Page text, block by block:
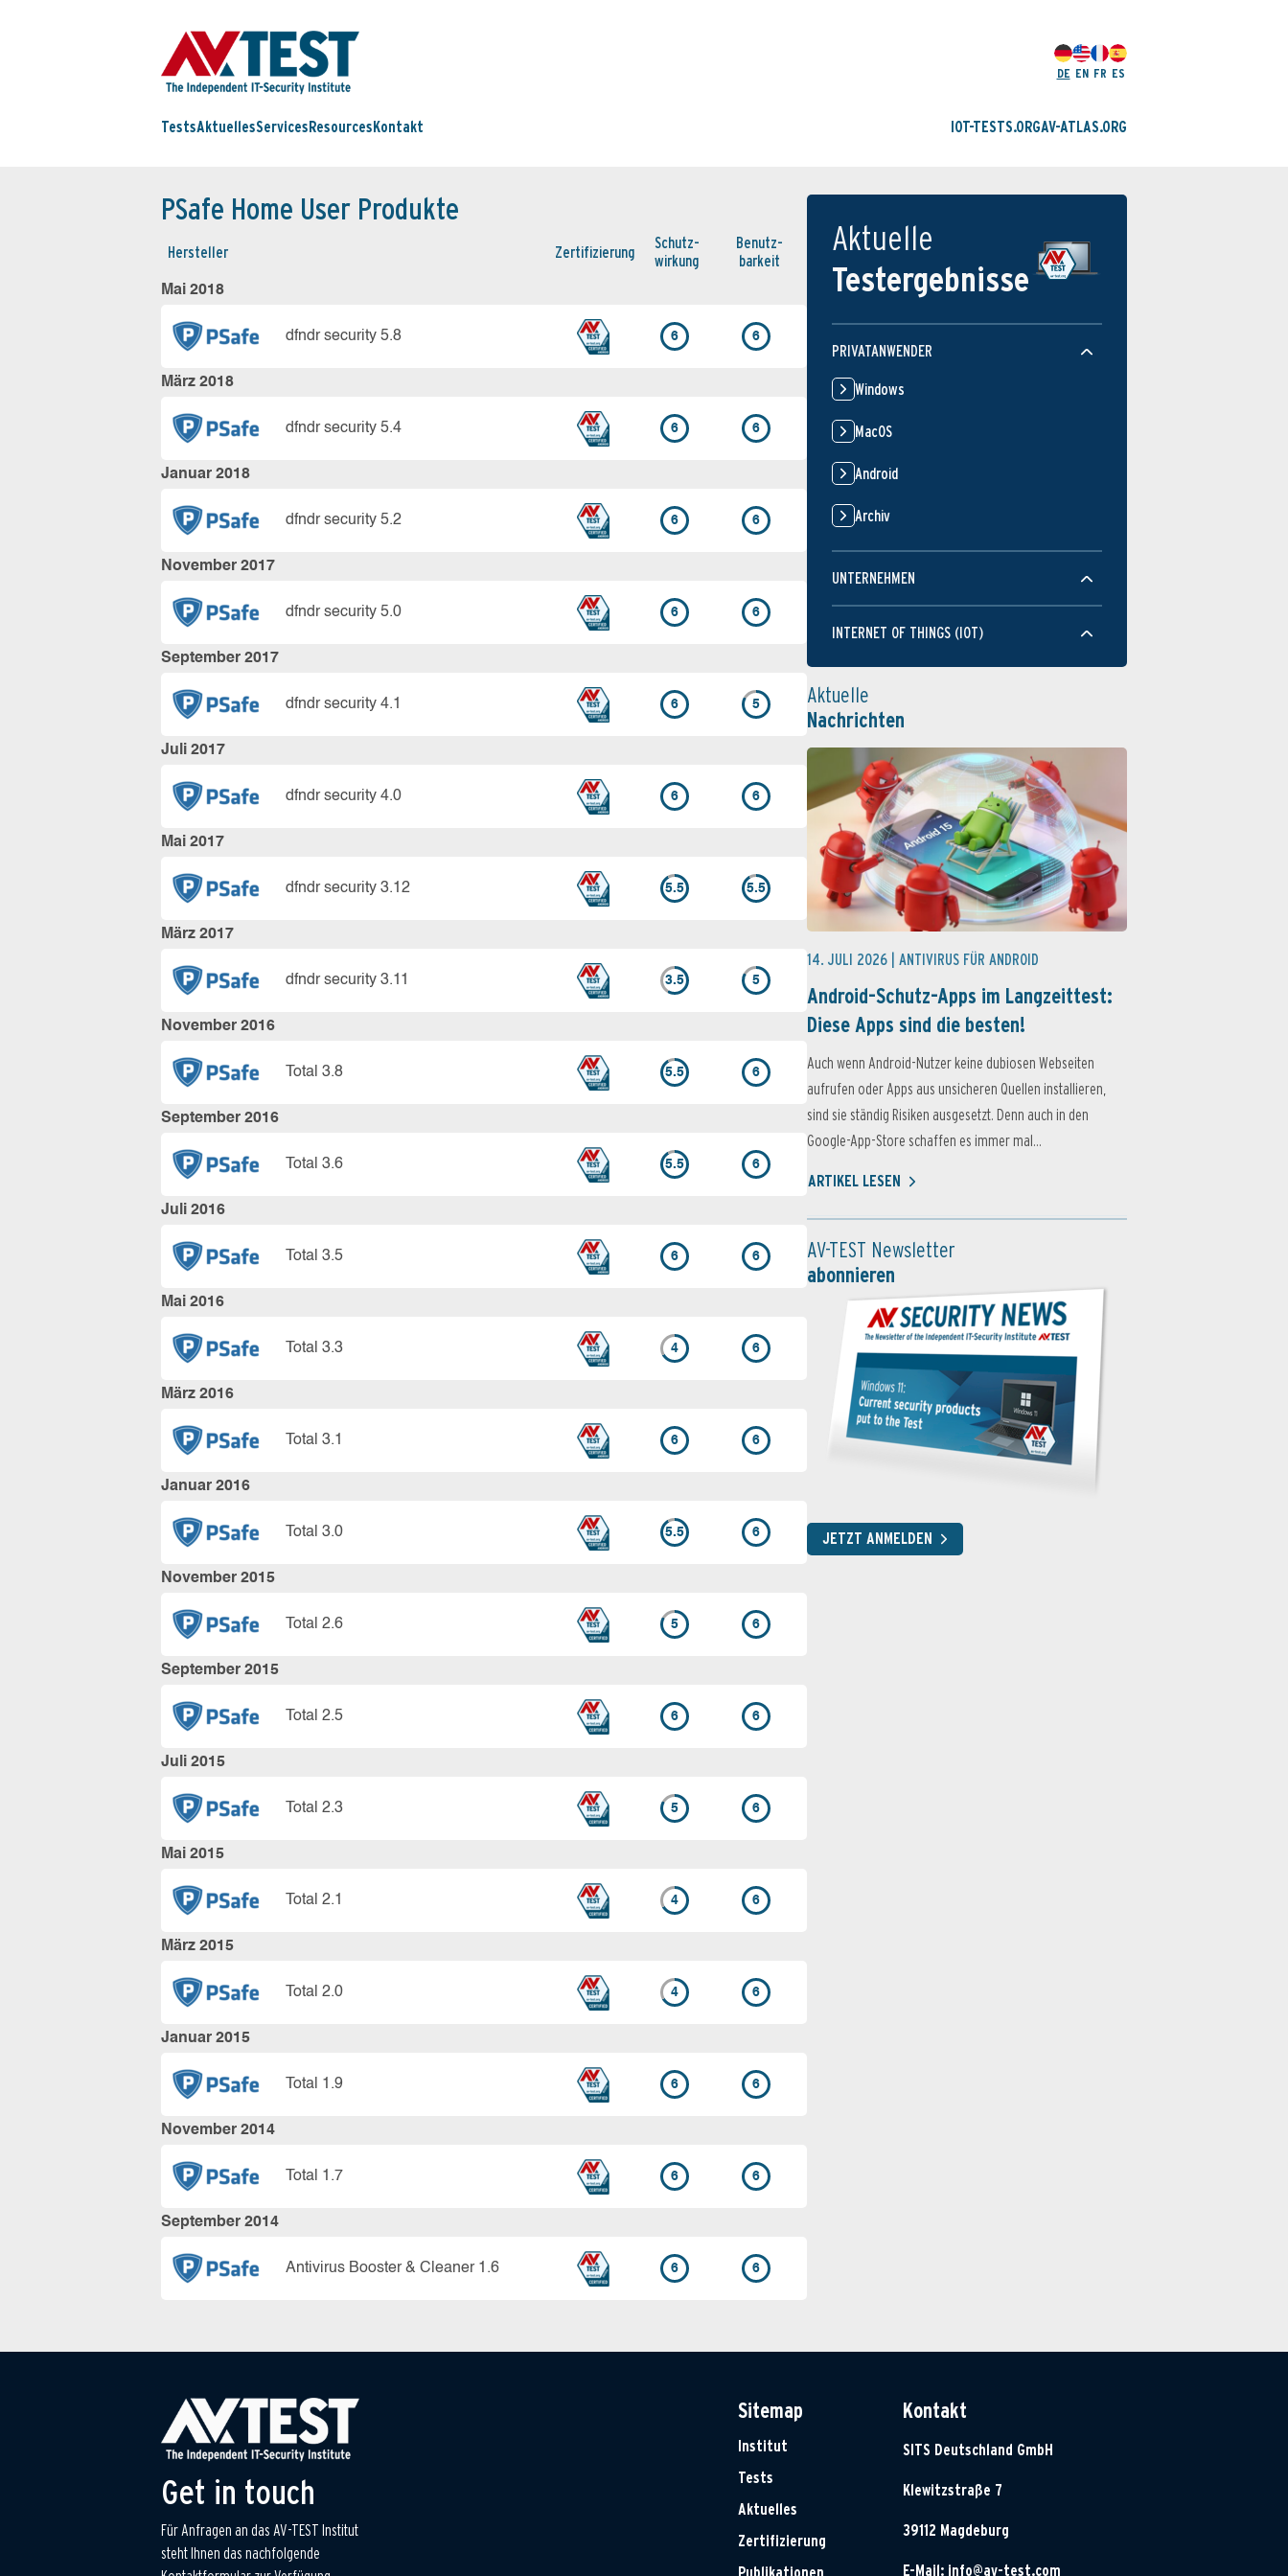
DE EN FR ES
TestsAktuellesServices Resources Kontakt IOT-TESTS.ORGAV-ATLAS.ORG
PSafe Home User Produkte
Hersteller Zertifi­zierung
Schutz­
wirkung
Benutz­
barkeit
Mai 2018
dfndr security 5.8 6 6
März 2018
dfndr security 5.4 6 6
Januar 2018
dfndr security 5.2 6 6
November 2017
dfndr security 5.0 6 6
September 2017
dfndr security 4.1 6 5
Juli 2017
dfndr security 4.0 6 6
Mai 2017
dfndr security 3.12 5.5 5.5
März 2017
dfndr security 3.11 3.5 5
November 2016
Total 3.8 5.5 6
September 2016
Total 3.6 5.5 6
Juli 2016
Total 3.5 6 6
Mai 2016
Total 3.3 4 6
März 2016
Total 3.1 6 6
Januar 2016
Total 3.0 5.5 6
November 2015
Total 2.6 5 6
September 2015
Total 2.5 6 6
Juli 2015
Total 2.3 5 6
Mai 2015
Total 2.1 4 6
März 2015
Total 2.0 4 6
Januar 2015
Total 1.9 6 6
November 2014
Total 1.7 6 6
September 2014
Antivirus Booster & Cleaner 1.6 6 6
Aktuelle
Testergebnisse
PRIVATANWENDER
Windows
MacOS
Android
Archiv
UNTERNEHMEN
INTERNET OF THINGS (IOT)
Aktuelle
Nachrichten
14. JULI 2026 | ANTIVIRUS FÜR ANDROID
Android-Schutz-Apps im Langzeittest:
Diese Apps sind die besten!
Auch wenn Android-Nutzer keine dubiosen Webseiten
aufrufen oder Apps aus unsicheren Quellen installieren,
sind sie ständig Risiken ausgesetzt. Denn auch in den
Google-App-Store schaffen es immer mal...
ARTIKEL LESEN
AV-TEST Newsletter
abonnieren
JETZT ANMELDEN
Get in touch
Für Anfragen an das AV-TEST Institut
steht Ihnen das nachfolgende
Sitemap
Institut
Tests
Aktuelles
Zertifizierung
Kontakt
SITS Deutschland GmbH
Klewitzstraße 7
39112 Magdeburg
E-Mail: info@av-test.com